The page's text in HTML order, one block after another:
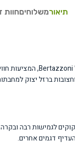
תיאורמשלוחיםחוות
ברזל יצוק
לגמישות רבה
דגמים אחרים.